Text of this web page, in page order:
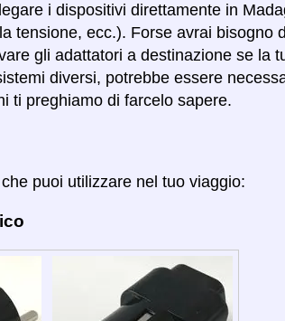
i dispositivi direttamente in
tensione, ecc.). Forse avrai bisogno
gli adattatori a destinazione se la
diversi, potrebbe essere
ti preghiamo di farcelo sapere.
puoi utilizzare nel tuo viaggio: